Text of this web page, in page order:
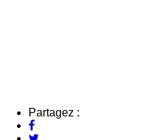
Partagez :